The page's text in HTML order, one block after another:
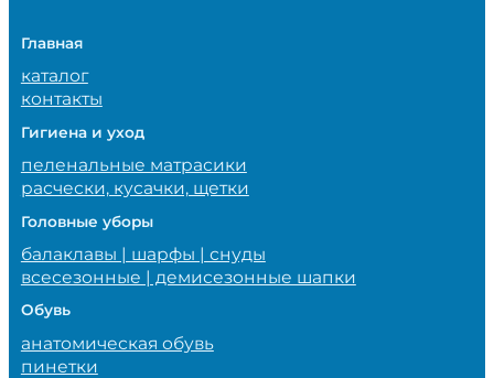
Главная
каталог
контакты
Гигиена и уход
пеленальные матрасики
расчески, кусачки, щетки
Головные уборы
балаклавы | шарфы | снуды
всесезонные | демисезонные шапки
Обувь
анатомическая обувь
пинетки